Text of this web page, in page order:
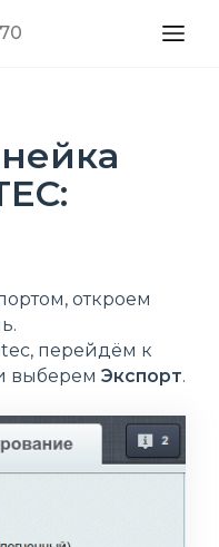
откроем
перейдём к
выберем Экспорт.